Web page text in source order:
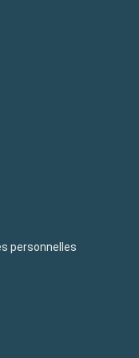
personnelles